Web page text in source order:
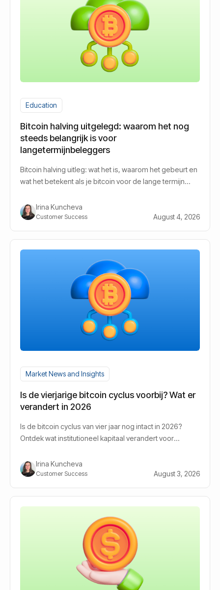
Education
Bitcoin halving uitgelegd: waarom het nog
steeds belangrijk is voor
langetermijnbeleggers
Bitcoin halving uitleg: wat het is, waarom het gebeurt en
wat het betekent als je bitcoin voor de lange termijn
Irina Kuncheva
Customer Success August 4, 2026
Market News and Insights
Is de vierjarige bitcoin cyclus voorbij? Wat er
verandert in 2026
Is de bitcoin cyclus van vier jaar nog intact in 2026?
Ontdek wat institutioneel kapitaal verandert voor
Irina Kuncheva
Customer Success August 3, 2026